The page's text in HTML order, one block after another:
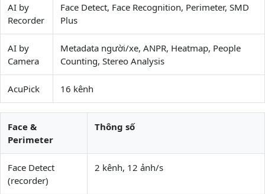
AI by
Recorder
Face Detect, Face Recognition, Perimeter, SMD
Plus
AI by
Camera
Metadata người/xe, ANPR, Heatmap, People
Counting, Stereo Analysis
AcuPick 16 kênh
Face &
Perimeter
Thông số
Face Detect
(recorder)
2 kênh, 12 ảnh/s